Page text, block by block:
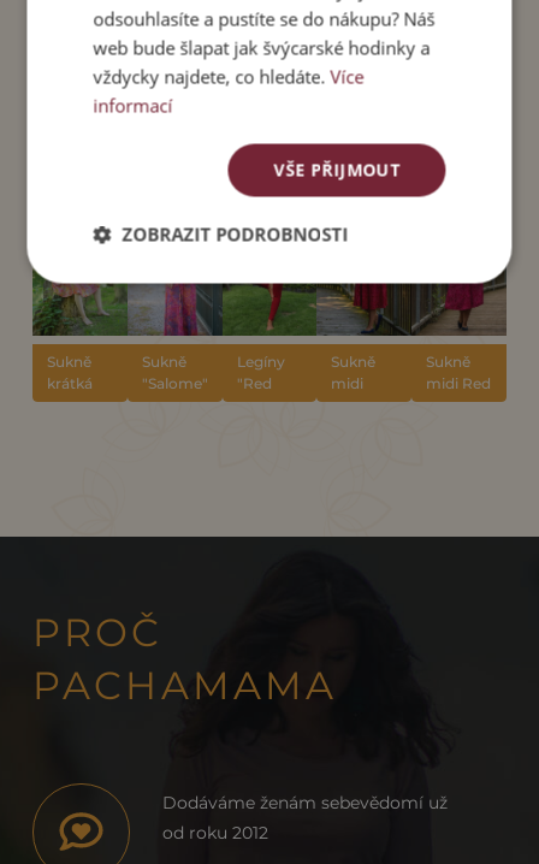
SOUVISEJÍCÍ
PRODUKTY
Sukně
krátká
"Valérie"
Sukně
"Salome"
Legíny
"Red
Wine"
Sukně
midi
Viktoria
Sukně
midi Red
Peony
PROČ
PACHAMAMA
Dodáváme ženám sebevědomí už
od roku 2012
odsouhlasíte a pustíte se do nákupu? Náš
web bude šlapat jak švýcarské hodinky a
vždycky najdete, co hledáte.Více
informací
VŠE PŘIJMOUT
ZOBRAZIT PODROBNOSTI